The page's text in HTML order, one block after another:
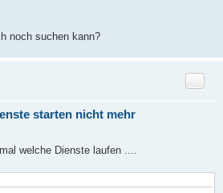
noch suchen kann?
starten nicht mehr
Zitat
welche Dienste laufen ....